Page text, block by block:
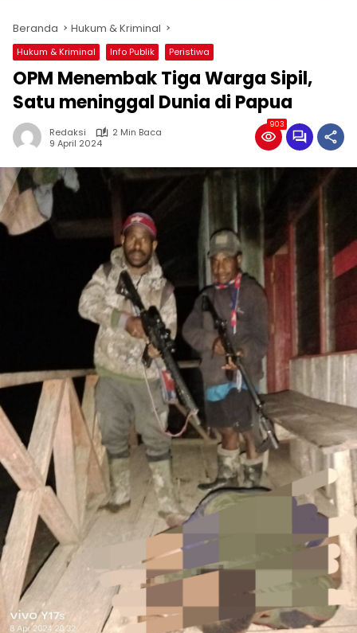
Beranda Hukum & Kriminal
Hukum & Kriminal Info Publik Peristiwa
OPM Menembak Tiga Warga Sipil,
Satu meninggal Dunia di Papua
Redaksi
2 Min Baca
9 April 2024
903